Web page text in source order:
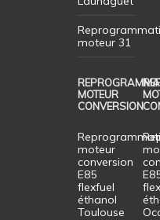
moteur 31
MOTEUR
CONVERSION
moteur
conversion
E85
flexfuel
éthanol
Toulouse